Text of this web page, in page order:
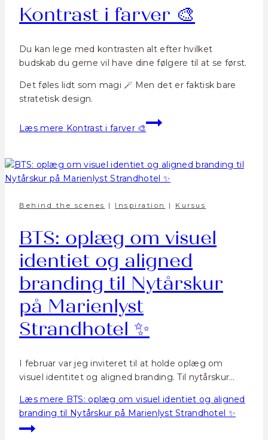
Kontrast i farver 🎨
Du kan lege med kontrasten alt efter hvilket
budskab du gerne vil have dine følgere til at se først.
Det føles lidt som magi 🪄 Men det er faktisk bare
stratetisk design.
Læs mere Kontrast i farver 🎨
Behind the scenes | Inspiration | Kursus
BTS: oplæg om visuel
identiet og aligned
branding til Nytårskur
på Marienlyst
Strandhotel ✨
I februar var jeg inviteret til at holde oplæg om
visuel identitet og aligned branding. Til nytårskur…
Læs mere BTS: oplæg om visuel identiet og aligned
branding til Nytårskur på Marienlyst Strandhotel ✨